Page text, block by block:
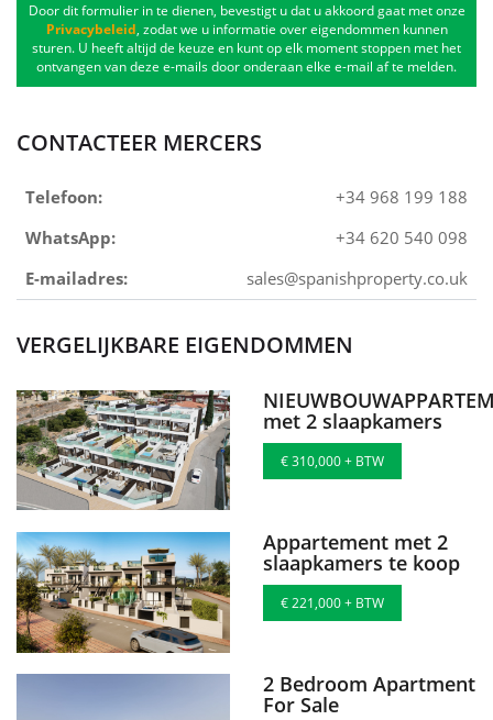
Door dit formulier in te dienen, bevestigt u dat u akkoord gaat met onze
Privacybeleid, zodat we u informatie over eigendommen kunnen
sturen. U heeft altijd de keuze en kunt op elk moment stoppen met het
ontvangen van deze e-mails door onderaan elke e-mail af te melden.
CONTACTEER MERCERS
Telefoon:
+34 968 199 188
WhatsApp:
+34 620 540 098
E-mailadres:
sales@spanishproperty.co.uk
VERGELIJKBARE EIGENDOMMEN
met 2 slaapkamers
€ 310,000 + BTW
Appartement met 2
slaapkamers te koop
€ 221,000 + BTW
2 Bedroom Apartment
For Sale